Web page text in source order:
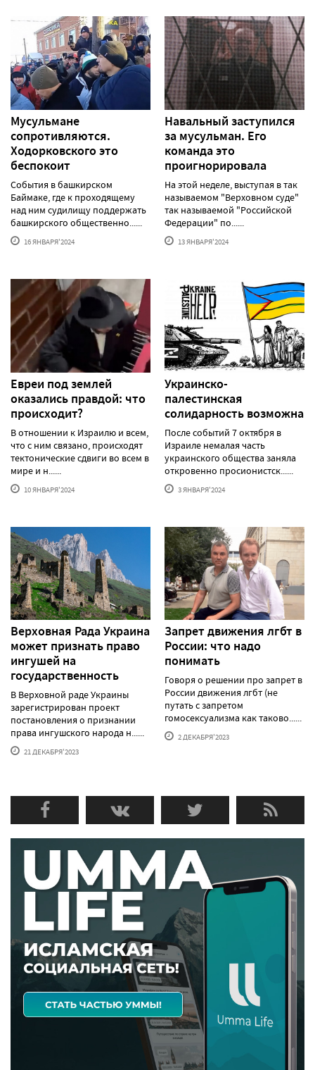
Мусульмане
сопротивляются.
Ходорковского это
беспокоит
События в башкирском
Баймаке, где к проходящему
над ним судилищу поддержать
башкирского общественно......
16 ЯНВАРЯ'2024
Навальный заступился
за мусульман. Его
команда это
проигнорировала
На этой неделе, выступая в так
называемом "Верховном суде"
так называемой "Российской
Федерации" по......
13 ЯНВАРЯ'2024
Евреи под землей
оказались правдой: что
происходит?
В отношении к Израилю и всем,
что с ним связано, происходят
тектонические сдвиги во всем в
мире и н......
10 ЯНВАРЯ'2024
Украинско-
палестинская
солидарность возможна
После событий 7 октября в
Израиле немалая часть
украинского общества заняла
откровенно просионистск......
3 ЯНВАРЯ'2024
Верховная Рада Украина
может признать право
ингушей на
государственность
В Верховной раде Украины
зарегистрирован проект
постановления о признании
права ингушского народа н......
21 ДЕКАБРЯ'2023
Запрет движения лгбт в
России: что надо
понимать
Говоря о решении про запрет в
России движения лгбт (не
путать с запретом
гомосексуализма как таково......
2 ДЕКАБРЯ'2023